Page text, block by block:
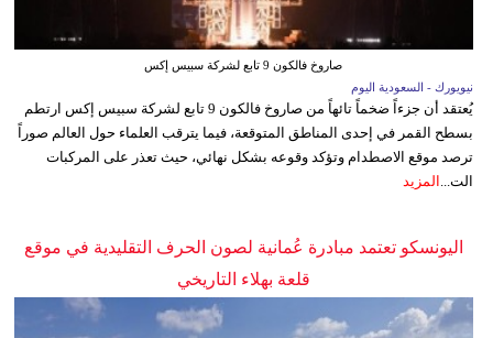
صاروخ فالكون 9 تابع لشركة سبيس إكس
نيويورك - السعودية اليوم
يُعتقد أن جزءاً ضخماً تائهاً من صاروخ فالكون 9 تابع لشركة سبيس إكس ارتطم
بسطح القمر في إحدى المناطق المتوقعة، فيما يترقب العلماء حول العالم صوراً
ترصد موقع الاصطدام وتؤكد وقوعه بشكل نهائي، حيث تعذر على المركبات
الت... المزيد
اليونسكو تعتمد مبادرة عُمانية لصون الحرف التقليدية في موقع
قلعة بهلاء التاريخي